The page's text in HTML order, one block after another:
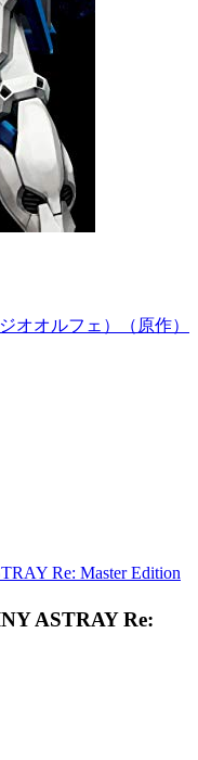
オオルフェ） （ 原作）
Re: Master Edition
ASTRAY Re: